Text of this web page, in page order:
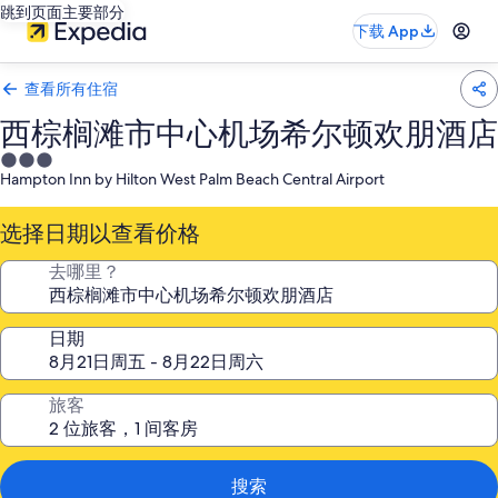
跳到页面主要部分
下载 App
查看所有住宿
西棕榈滩市中心机场希尔顿欢朋酒店
3.0
星
住
宿
Hampton Inn by Hilton West Palm Beach Central Airport
选择日期以查看价格
去哪里？
日期
旅客
搜索